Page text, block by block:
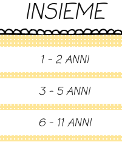
INSIEME
1 - 2 ANNI
3 - 5 ANNI
6 - 11 ANNI